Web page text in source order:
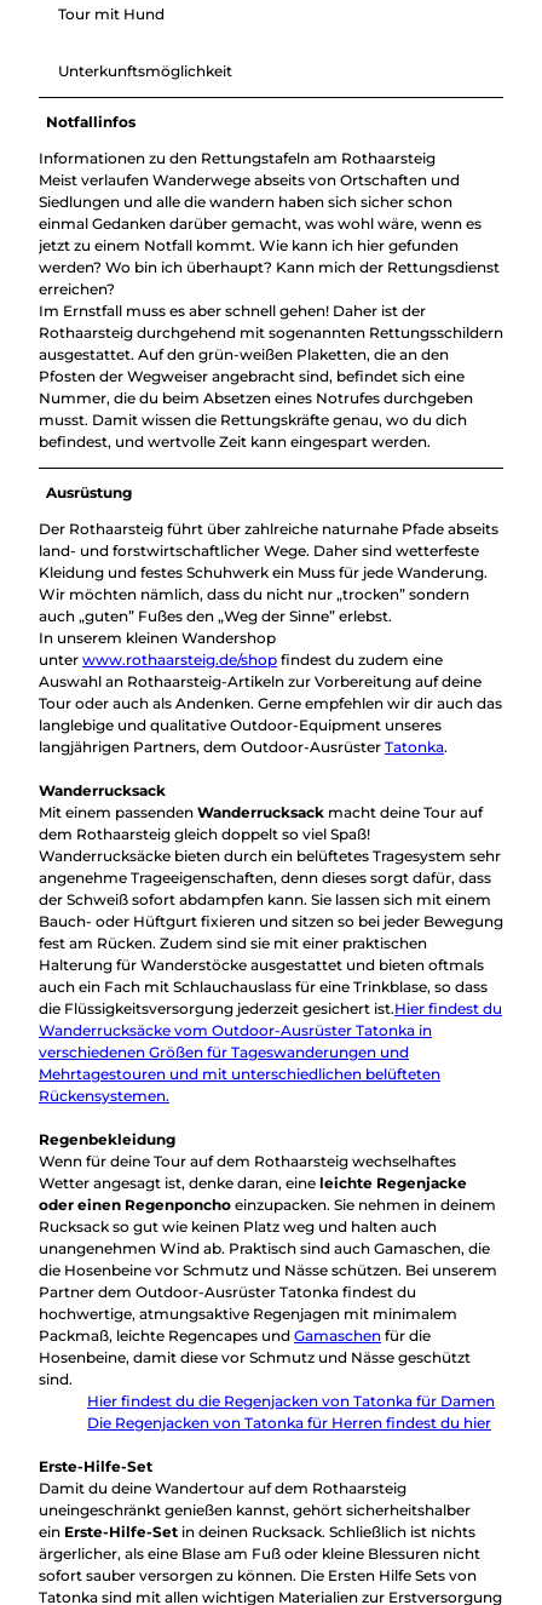
Tour mit Hund
Unterkunftsmöglichkeit
Notfallinfos
Informationen zu den Rettungstafeln am Rothaarsteig
Meist verlaufen Wanderwege abseits von Ortschaften und
Siedlungen und alle die wandern haben sich sicher schon
einmal Gedanken darüber gemacht, was wohl wäre, wenn es
jetzt zu einem Notfall kommt. Wie kann ich hier gefunden
werden? Wo bin ich überhaupt? Kann mich der Rettungsdienst
erreichen?
Im Ernstfall muss es aber schnell gehen! Daher ist der
Rothaarsteig durchgehend mit sogenannten Rettungsschildern
ausgestattet. Auf den grün-weißen Plaketten, die an den
Pfosten der Wegweiser angebracht sind, befindet sich eine
Nummer, die du beim Absetzen eines Notrufes durchgeben
musst. Damit wissen die Rettungskräfte genau, wo du dich
befindest, und wertvolle Zeit kann eingespart werden.
Ausrüstung
Der Rothaarsteig führt über zahlreiche naturnahe Pfade abseits
land- und forstwirtschaftlicher Wege. Daher sind wetterfeste
Kleidung und festes Schuhwerk ein Muss für jede Wanderung.
Wir möchten nämlich, dass du nicht nur „trocken” sondern
auch „guten” Fußes den „Weg der Sinne” erlebst.
In unserem kleinen Wandershop
unter www.rothaarsteig.de/shop findest du zudem eine
Auswahl an Rothaarsteig-Artikeln zur Vorbereitung auf deine
Tour oder auch als Andenken. Gerne empfehlen wir dir auch das
langlebige und qualitative Outdoor-Equipment unseres
langjährigen Partners, dem Outdoor-Ausrüster Tatonka.
Wanderrucksack
Mit einem passenden Wanderrucksack macht deine Tour auf
dem Rothaarsteig gleich doppelt so viel Spaß!
Wanderrucksäcke bieten durch ein belüftetes Tragesystem sehr
angenehme Trageeigenschaften, denn dieses sorgt dafür, dass
der Schweiß sofort abdampfen kann. Sie lassen sich mit einem
Bauch- oder Hüftgurt fixieren und sitzen so bei jeder Bewegung
fest am Rücken. Zudem sind sie mit einer praktischen
Halterung für Wanderstöcke ausgestattet und bieten oftmals
auch ein Fach mit Schlauchauslass für eine Trinkblase, so dass
die Flüssigkeitsversorgung jederzeit gesichert ist.Hier findest du
Wanderrucksäcke vom Outdoor-Ausrüster Tatonka in
verschiedenen Größen für Tageswanderungen und
Mehrtagestouren und mit unterschiedlichen belüfteten
Rückensystemen.
Regenbekleidung
Wenn für deine Tour auf dem Rothaarsteig wechselhaftes
Wetter angesagt ist, denke daran, eine leichte Regenjacke
oder einen Regenponcho einzupacken. Sie nehmen in deinem
Rucksack so gut wie keinen Platz weg und halten auch
unangenehmen Wind ab. Praktisch sind auch Gamaschen, die
die Hosenbeine vor Schmutz und Nässe schützen. Bei unserem
Partner dem Outdoor-Ausrüster Tatonka findest du
hochwertige, atmungsaktive Regenjagen mit minimalem
Packmaß, leichte Regencapes und Gamaschen für die
Hosenbeine, damit diese vor Schmutz und Nässe geschützt
sind.
Hier findest du die Regenjacken von Tatonka für Damen
Die Regenjacken von Tatonka für Herren findest du hier
Erste-Hilfe-Set
Damit du deine Wandertour auf dem Rothaarsteig
uneingeschränkt genießen kannst, gehört sicherheitshalber
ein Erste-Hilfe-Set in deinen Rucksack. Schließlich ist nichts
ärgerlicher, als eine Blase am Fuß oder kleine Blessuren nicht
sofort sauber versorgen zu können. Die Ersten Hilfe Sets von
Tatonka sind mit allen wichtigen Materialien zur Erstversorgung